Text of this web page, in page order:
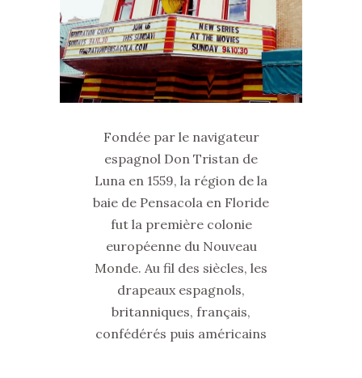
Fondée par le navigateur
espagnol Don Tristan de
Luna en 1559, la région de la
baie de Pensacola en Floride
fut la première colonie
européenne du Nouveau
Monde. Au fil des siècles, les
drapeaux espagnols,
britanniques, français,
confédérés puis américains